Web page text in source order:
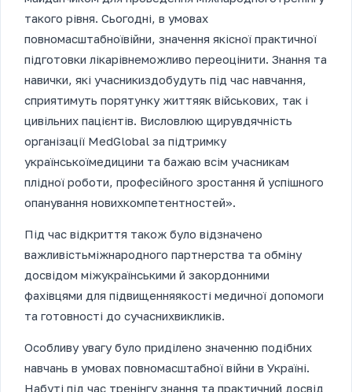
такого рівня. Сьогодні, в умовах
повномасштабноївійни, значення якісної практичної
підготовки лікарівнеможливо переоцінити. Знання та
навички, які учасникиздобудуть під час навчання,
сприятимуть порятунку життяяк військових, так і
цивільних пацієнтів. Висловлюю щирувдячність
організації MedGlobal за підтримку
українськоїмедицини та бажаю всім учасникам
плідної роботи, професійного зростання й успішного
опанування новихкомпетентностей».
Під час відкриття також було відзначено
важливістьміжнародного партнерства та обміну
досвідом міжукраїнськими й закордонними
фахівцями для підвищенняякості медичної допомоги
та готовності до сучаснихвикликів.
Особливу увагу було приділено значенню подібних
навчань в умовах повномасштабної війни в Україні.
Набуті під час тренінгу знання та практичний досвід